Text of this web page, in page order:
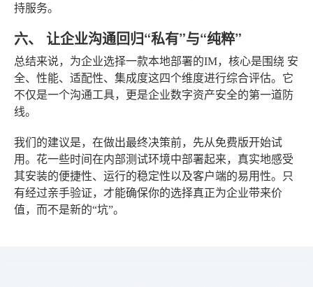
持服务。
六、 让企业沟通回归“私有”与“纯粹”
总结来说，为企业选择一款本地部署的IM，核心是围绕 安
全、性能、适配性、集成度这四个维度进行综合评估。它
不仅是一个沟通工具，更是企业数字资产安全的第一道防
线。
我们的建议是，在做出最终决策前，先从免费版开始试
用。花一些时间在内部测试环境中部署起来，真实地感受
其安装的便捷性、运行的稳定性以及客户端的易用性。只
有经过亲手验证，才能确保你的选择真正为企业带来价
值，而不是新的“坑”。